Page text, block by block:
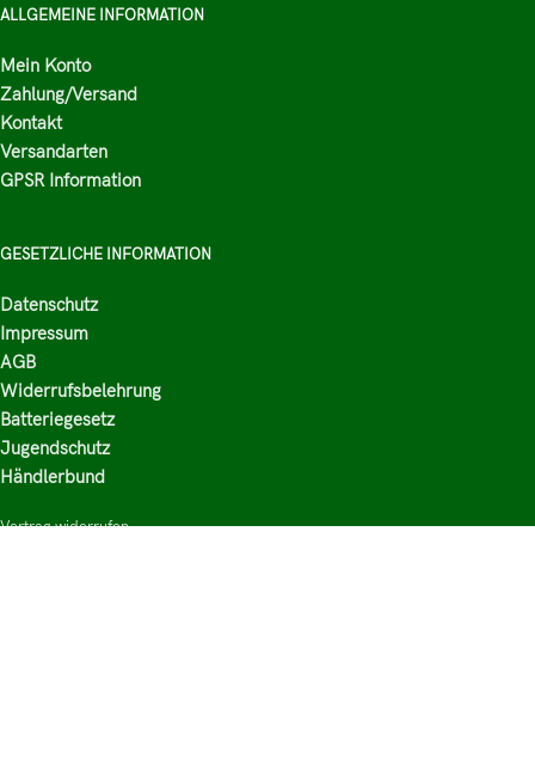
ALLGEMEINE INFORMATION
Mein Konto
Zahlung/Versand
Kontakt
Versandarten
GPSR Information
GESETZLICHE INFORMATION
Datenschutz
Impressum
AGB
Widerrufsbelehrung
Batteriegesetz
Jugendschutz
Händlerbund
Vertrag widerrufen